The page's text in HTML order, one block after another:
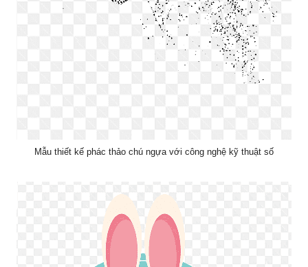
Mẫu thiết kế phác thảo chú ngựa với công nghệ kỹ thuật số